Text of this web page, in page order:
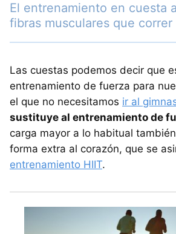
El entrenamiento en cuesta
fibras musculares que correr
Las cuestas podemos decir que
entrenamiento de fuerza para
el que no necesitamos ir al
sustituye al entrenamiento de
carga mayor a lo habitual
forma extra al corazón, que se
entrenamiento HIIT.